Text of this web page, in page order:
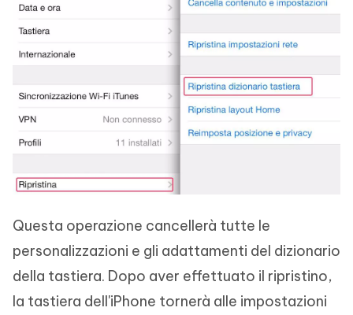
Questa operazione cancellerà tutte le
personalizzazioni e gli adattamenti del dizionario
della tastiera. Dopo aver effettuato il ripristino,
la tastiera dell'iPhone tornerà alle impostazioni